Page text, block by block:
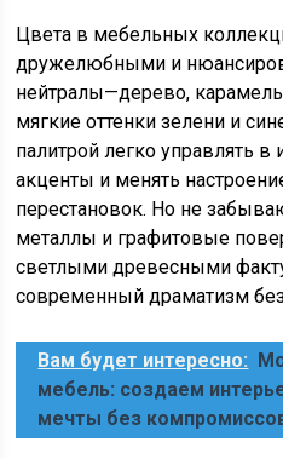
Цвета в мебельных
дружелюбными и
нейтралы—дерево,
мягкие оттенки зелени и
палитрой легко управлять в
акценты и менять
перестановок. Но не
металлы и графитовые
светлыми древесными
современный драматизм без
Вам будет интересно:
мебель: создаем
мечты без